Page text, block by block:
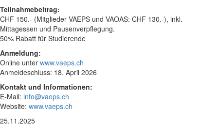
Teilnahmebeitrag:
CHF 150.- (Mitglieder VAEPS und VAOAS: CHF 130.-), inkl.
Mittagessen und Pausenverpflegung.
50% Rabatt für Studierende
Anmeldung:
Online unter www.vaeps.ch
Anmeldeschluss: 18. April 2026
Kontakt und Informationen:
E-Mail: info@vaeps.ch
Website: www.vaeps.ch
25.11.2025